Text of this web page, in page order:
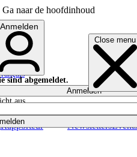
Ga naar de hoofdinhoud
Close menu
Rapporteur NewslettersEvents
English
Anmelden
sind abgemeldet.
Anmelden
aus